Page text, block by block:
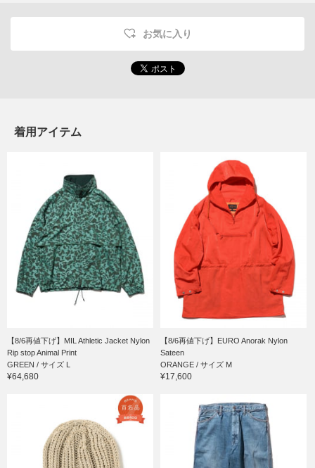
お気に入り
着用アイテム
【8/6再値下げ】MIL Athletic Jacket Nylon
Rip stop Animal Print
GREEN / サイズ L
¥64,680
【8/6再値下げ】EURO Anorak Nylon
Sateen
ORANGE / サイズ M
¥17,600